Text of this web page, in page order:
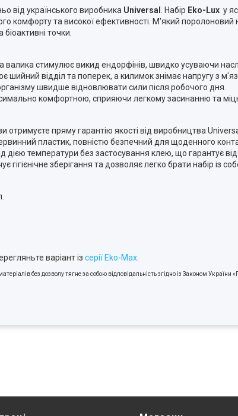
від українського виробника Universal . Набір Eko-Lux у
та високої ефективності. М'який
точки.
валика стимулює викид ендорфінів, швидко усуваючи
відділ та поперек, а килимок знімає напругу з
швидше відновлювати сили після робочого дня.
комфортною, сприяючи легкому засинанню та
отримуєте пряму гарантію якості від виробництва
пластик, повністю безпечний для щоденного
дією температури без застосування клею, що гарантує
гігієнічне зберігання та дозволяє легко брати набір із
варіант із серії Eko-Max
без дозволу тягне за собою відповідальність згідно із Законом України